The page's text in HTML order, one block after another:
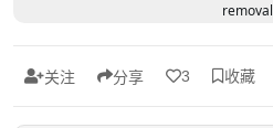
removal
关注 分享 3 收藏